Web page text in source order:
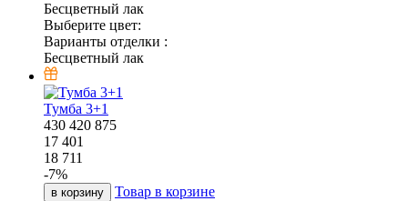
Бесцветный лак
Выберите цвет:
Варианты отделки :
Бесцветный лак
Тумба 3+1
430 420 875
17 401
18 711
-7%
в корзину Товар в корзине